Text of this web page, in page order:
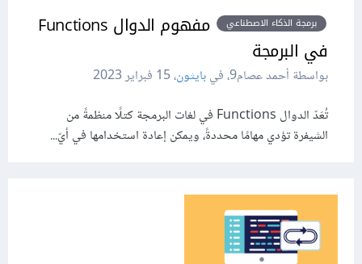
برمجة الذكاء الاصطناعي
مفهوم الدوال Functions
في البرمجة
بواسطة أحمد عصام9، في بايثون،15 فبراير 2023
تُعَدّ الدوال Functions في لغات البرمجة كتلًا منظمةً من
الشيفرة تؤدي مهامًا محددةً، ويمكن إعادة استخدامها في أيّ...